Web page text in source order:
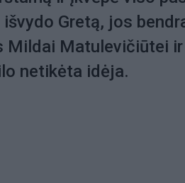
Gretą, jos
Mildai Matulevičiūtei
netikėta idėja.